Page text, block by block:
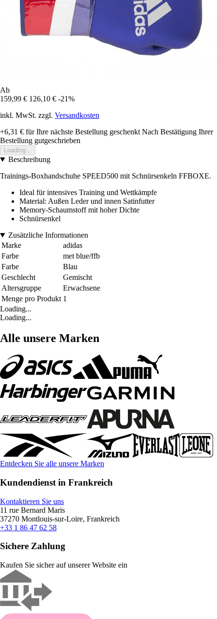
Ab
159,99 € 126,10 € -21%
inkl. MwSt. zzgl. Versandkosten
+6,31 € für Ihre nächste Bestellung geschenkt Nach Bestätigung Ihrer
Bestellung gutgeschrieben
Loading...
Beschreibung
Trainings-Boxhandschuhe SPEED500 mit Schnürsenkeln FFBOXE.
Ideal für intensives Training und Wettkämpfe
Material: Außen Leder und innen Satinfutter
Memory-Schaumstoff mit hoher Dichte
Schnürsenkel
Zusätzliche Informationen
Marke
adidas
Farbe
met blue/ffb
Farbe
Blau
Geschlecht
Gemischt
Altersgruppe
Erwachsene
Menge pro Produkt 1
Loading...
Loading...
Alle unsere Marken
Entdecken Sie alle unsere Marken
Kundendienst in Frankreich
Kontaktieren Sie uns
11 rue Bernard Maris
37270 Montlouis-sur-Loire, Frankreich
+33 1 86 47 62 58
Sichere Zahlung
Kaufen Sie sicher auf unserer Website ein